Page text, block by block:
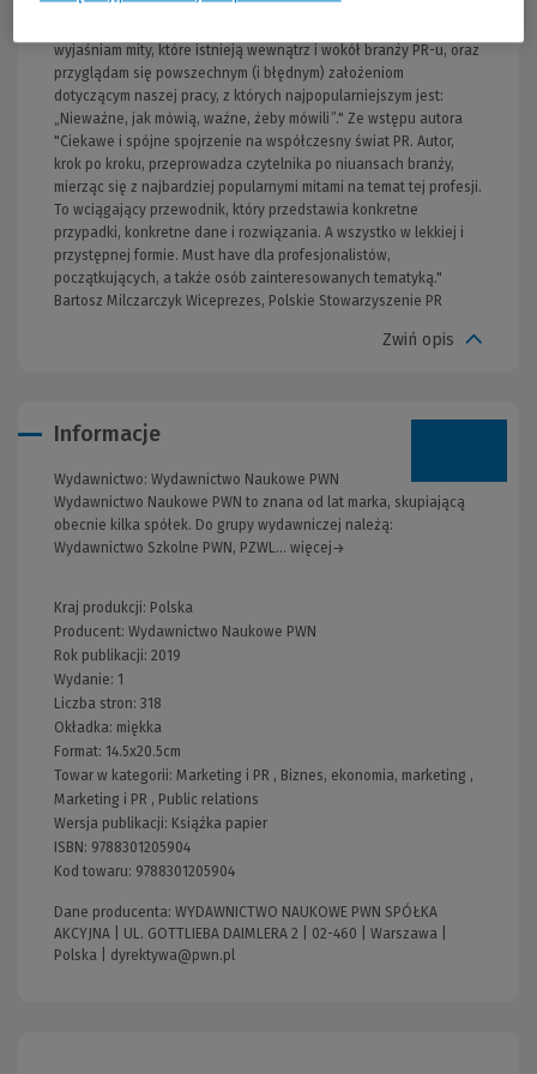
specjaliści, nie mogą się w jakieś kwestii zgodzić, to zazwyczaj
wyjaśniam mity, które istnieją wewnątrz i wokół branży PR-u, oraz
przyglądam się powszechnym (i błędnym) założeniom
dotyczącym naszej pracy, z których najpopularniejszym jest:
„Nieważne, jak mówią, ważne, żeby mówili”." Ze wstępu autora
"Ciekawe i spójne spojrzenie na współczesny świat PR. Autor,
krok po kroku, przeprowadza czytelnika po niuansach branży,
mierząc się z najbardziej popularnymi mitami na temat tej profesji.
To wciągający przewodnik, który przedstawia konkretne
przypadki, konkretne dane i rozwiązania. A wszystko w lekkiej i
przystępnej formie. Must have dla profesjonalistów,
początkujących, a także osób zainteresowanych tematyką."
Bartosz Milczarczyk Wiceprezes, Polskie Stowarzyszenie PR
Zwiń opis
Informacje
Wydawnictwo: Wydawnictwo Naukowe PWN
Wydawnictwo Naukowe PWN to znana od lat marka, skupiającą
obecnie kilka spółek. Do grupy wydawniczej należą:
Wydawnictwo Szkolne PWN, PZWL... więcej→
Kraj produkcji: Polska
Producent: Wydawnictwo Naukowe PWN
Rok publikacji: 2019
Wydanie: 1
Liczba stron: 318
Okładka: miękka
Format: 14.5x20.5cm
Towar w kategorii: Marketing i PR , Biznes, ekonomia, marketing ,
Marketing i PR , Public relations
Wersja publikacji: Książka papier
ISBN: 9788301205904
Kod towaru: 9788301205904
Dane producenta: WYDAWNICTWO NAUKOWE PWN SPÓŁKA
AKCYJNA | UL. GOTTLIEBA DAIMLERA 2 | 02-460 | Warszawa |
Polska | dyrektywa@pwn.pl